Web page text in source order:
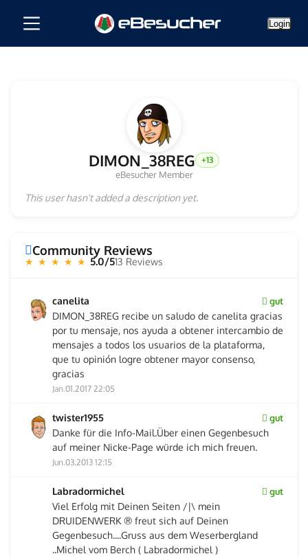
Login
DIMON_38REG +13
eBesucher Member
This user hasn't added a description yet.
Community Reviews
★ ★ ★ ★ ★ 5.0/513 Reviews
canelita gut
DIMON_38REG recibe un saludo de canelita gracias
por tu mensaje, nos ayuda a obtener intercambio de
mensajes a todos los usuarios de la plataforma,
que tu opinión logre obtener mayor consenso,
gracias
Jan.01.2017 22:05
twister1955 gut
Danke für die Info-Mail.Über einen Gegenbesuch
auf meiner Nicke-Page würde ich mich freuen.
Jun.03.2013 12:15
Labradormichel gut
Viel Erfolg mit Deinen Seiten /|\ mein
DRUIDENWERK ® freut sich auf Deinen
Gegenbesuch....Gruss aus dem Weserbergland
..Michel vom Berch ( Labradormichel )